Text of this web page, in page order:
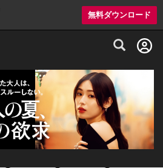
無料ダウンロード
グルメ情報・プレミアムレストラン予約